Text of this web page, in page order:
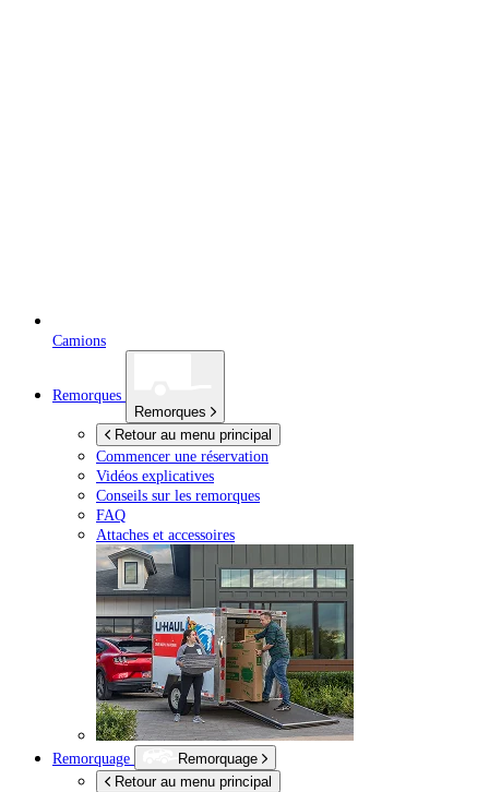
Camions
Remorques
Remorques
Retour au menu principal
Commencer une réservation
Vidéos explicatives
Conseils sur les remorques
FAQ
Attaches et accessoires
Remorquage
Remorquage
Retour au menu principal